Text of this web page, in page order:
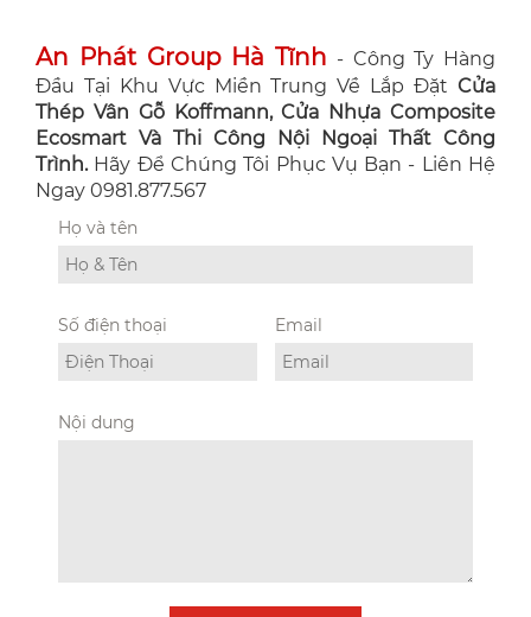
An Phát Group Hà Tĩnh - Công Ty Hàng
Đầu Tại Khu Vực Miền Trung Về Lắp Đặt Cửa
Thép Vân Gỗ Koffmann, Cửa Nhựa Composite
Ecosmart Và Thi Công Nội Ngoại Thất Công
Trình. Hãy Để Chúng Tôi Phục Vụ Bạn - Liên Hệ
Ngay 0981.877.567
Họ và tên
Số điện thoại Email
Nội dung